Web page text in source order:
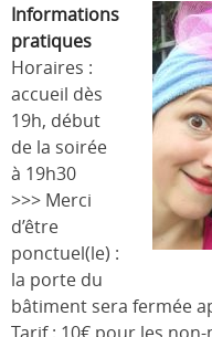
Informations
pratiques
Horaires :
accueil dès
19h, début
de la soirée
à 19h30
>>> Merci
d’être
ponctuel(le) :
la porte du
bâtiment sera fermée